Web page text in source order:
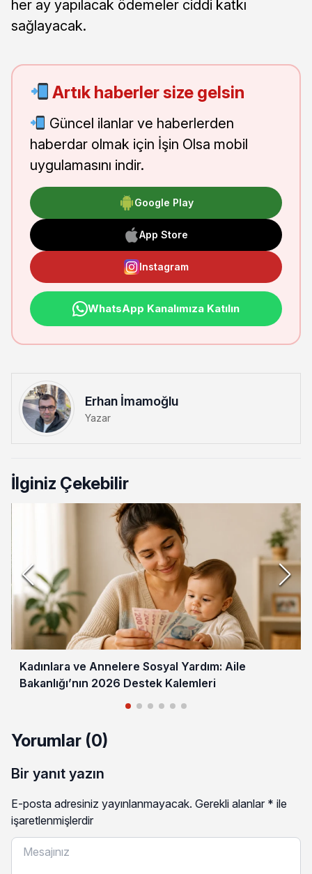
her ay yapılacak ödemeler ciddi katkı
sağlayacak.
Artık haberler size gelsin
Güncel ilanlar ve haberlerden
haberdar olmak için İşin Olsa mobil
uygulamasını indir.
Google Play
App Store
Instagram
WhatsApp Kanalımıza Katılın
Erhan İmamoğlu
Yazar
İlginiz Çekebilir
Kadınlara ve Annelere Sosyal Yardım: Aile
Bakanlığı’nın 2026 Destek Kalemleri
Yorumlar (0)
Bir yanıt yazın
E-posta adresiniz yayınlanmayacak. Gerekli alanlar * ile
işaretlenmişlerdir